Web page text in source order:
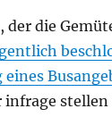
der die
infrage